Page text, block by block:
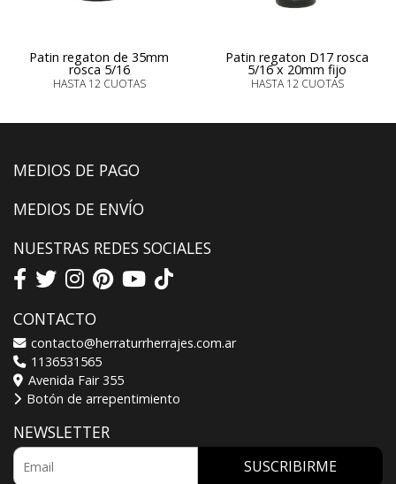
Patin regaton de 35mm
rosca 5/16
HASTA 12 CUOTAS
Patin regaton D17 rosca
5/16 x 20mm fijo
HASTA 12 CUOTAS
MEDIOS DE PAGO
MEDIOS DE ENVÍO
NUESTRAS REDES SOCIALES
CONTACTO
contacto@herraturrherrajes.com.ar
1136531565
Avenida Fair 355
Botón de arrepentimiento
NEWSLETTER
SUSCRIBIRME